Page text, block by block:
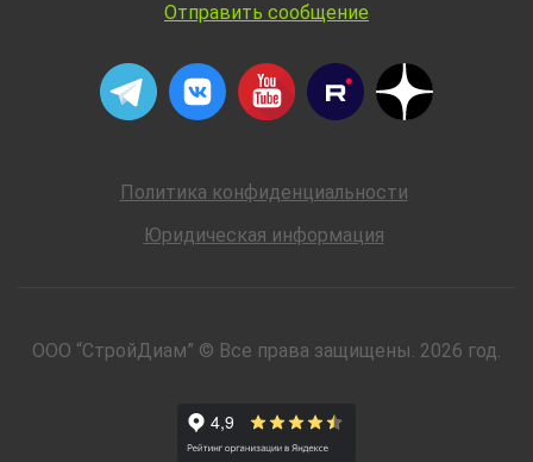
Отправить сообщение
Политика конфиденциальности
Юридическая информация
ООО “СтройДиам” © Все права защищены. 2026 год.